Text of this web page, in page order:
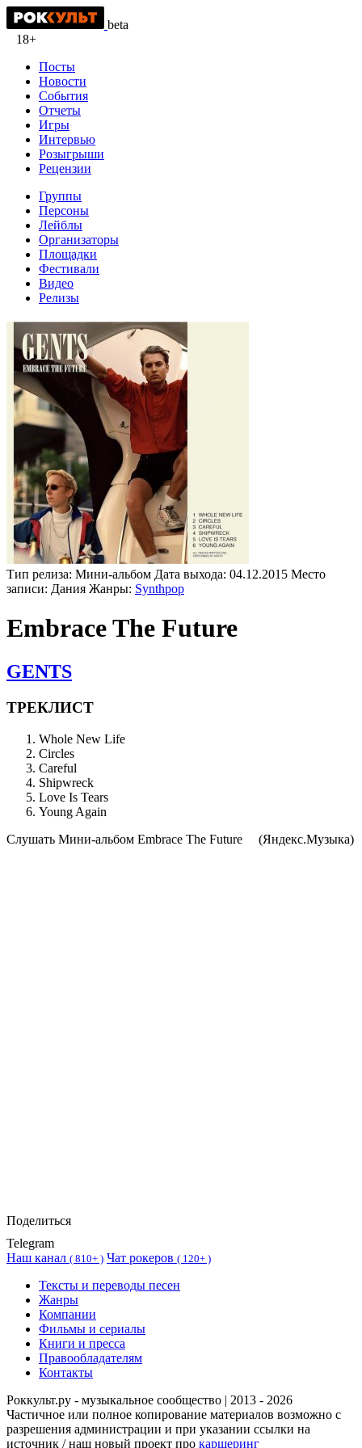
beta
18+
Посты
Новости
События
Отчеты
Игры
Интервью
Розыгрыши
Рецензии
Группы
Персоны
Лейблы
Организаторы
Площадки
Фестивали
Видео
Релизы
Тип релиза: Мини-альбом Дата выхода: 04.12.2015 Место
записи: Дания Жанры: Synthpop
Embrace The Future
GENTS
ТРЕКЛИСТ
Whole New Life
Circles
Careful
Shipwreck
Love Is Tears
Young Again
Cлушать Мини-альбом Embrace The Future
(Яндекс.Музыка)
Поделиться
Telegram
Наш канал ( 810+ ) Чат рокеров ( 120+ )
Тексты и переводы песен
Жанры
Компании
Фильмы и сериалы
Книги и пресса
Правообладателям
Контакты
Роккульт.ру - музыкальное сообщество | 2013 - 2026
Частичное или полное копирование материалов возможно с
разрешения администрации и при указании ссылки на
источник / наш новый проект про каршеринг